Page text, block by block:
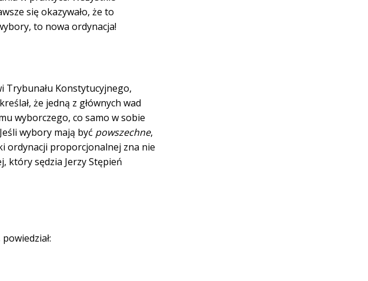
się okazywało, że to
to nowa ordynacja!
Trybunału Konstytucyjnego,
że jedną z głównych wad
wyborczego, co samo w sobie
wybory mają być powszechne,
ordynacji proporcjonalnej zna nie
który sędzia Jerzy Stępień